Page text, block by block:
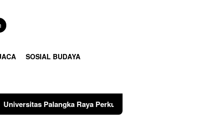
SOSIAL BUDAYA
Raya Perkuat SDM Polri Lewat Pusat Studi Kepolisian